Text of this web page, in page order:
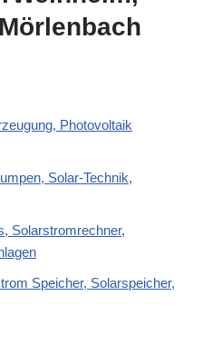
Photovoltaik
Solar-Technik,
Solarstromrechner,
Speicher, Solarspeicher,